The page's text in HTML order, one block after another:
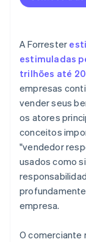
A Forrester
estimuladas
trilhões até
empresas
vender seus
os atores
conceitos
"vendedor
usados como
empresa.
O comerciante